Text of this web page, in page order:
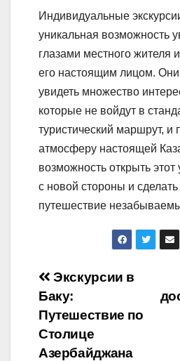
Индивидуальные
уникальная возможность
глазами местного жителя
его настоящим лицом.
увидеть множество
которые не войдут в
туристический маршрут, и
атмосферу настоящей
возможность открыть
с новой стороны и
путешествие
Навигация
по
записям
Экскурсии в
Баку:
Путешествие по
Столице
Азербайджана